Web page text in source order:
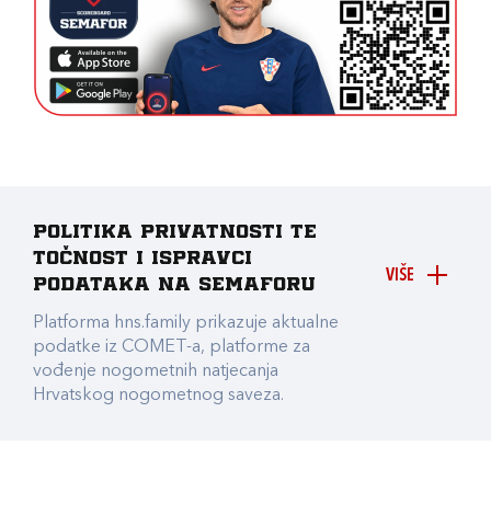
VIŠE
Politika privatnosti te
točnost i ispravci
podataka na Semaforu
Platforma hns.family prikazuje aktualne
podatke iz COMET-a, platforme za
vođenje nogometnih natjecanja
Hrvatskog nogometnog saveza.